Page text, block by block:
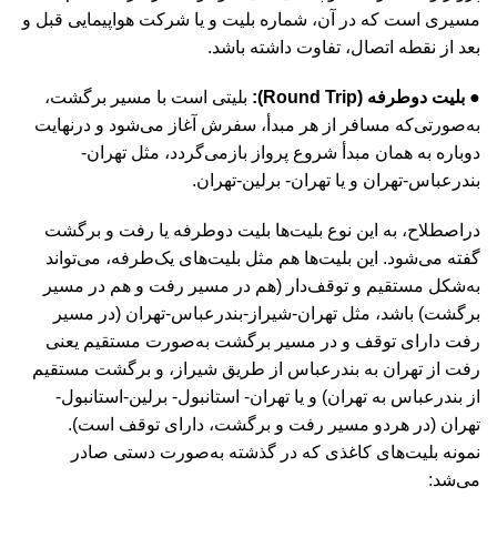
مسیری است که در آن، شماره بلیت و یا شرکت هواپیمایی قبل و
بعد از نقطه اتصال، تفاوت داشته باشد.
● بلیت دوطرفه (Round Trip):
بلیتی است با مسیر برگشت،
به‌صورتی‌که مسافر از هر مبدأ، سفرش آغاز می‌شود و درنهایت
دوباره به همان مبدأ شروع پرواز بازمی‌گردد، مثل تهران-
بندرعباس-تهران و یا تهران- برلین-تهران.
دراصطلاح، به این نوع بلیت‌ها بلیت دوطرفه یا رفت و برگشت
گفته می‌شود. این بلیت‌ها هم مثل بلیت‌های یک‌طرفه، می‌تواند
به‌شکل مستقیم و توقف‌دار (هم در مسیر رفت و هم در مسیر
برگشت) باشد، مثل تهران-شیراز-بندرعباس-تهران (در مسیر
رفت دارای توقف و در مسیر برگشت به‌صورت مستقیم یعنی
رفت از تهران به بندرعباس از طریق شیراز، و برگشت مستقیم
از بندرعباس به تهران) و یا تهران- استانبول- برلین-استانبول-
تهران (در هردو مسیر رفت و برگشت، دارای توقف است).
نمونه بلیت‌های کاغذی که در گذشته به‌صورت دستی صادر
می‌شد: